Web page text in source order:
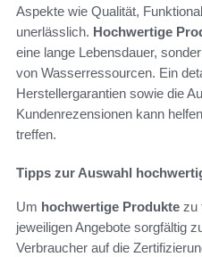
Aspekte wie Qualität,
unerlässlich. Hochwertige
eine lange Lebensdauer,
von Wasserressourcen. Ein
Herstellergarantien sowie die
Kundenrezensionen kann
treffen.
Tipps zur Auswahl
Um hochwertige Produkte zu
jeweiligen Angebote sorgfältig
Verbraucher auf die